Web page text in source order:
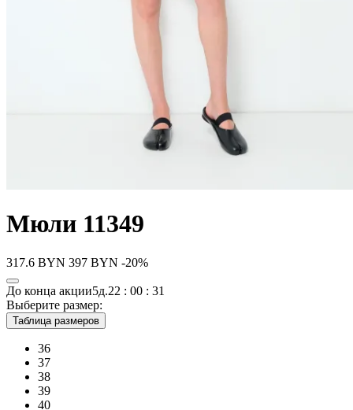
Мюли 11349
317.6 BYN 397 BYN -20%
До конца акции5д.22 : 00 : 31
Выберите размер:
Таблица размеров
36
37
38
39
40